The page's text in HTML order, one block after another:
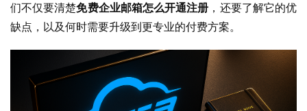
们不仅要清楚免费企业邮箱怎么开通注册 ，还要了解它的优
缺点，以及何时需要升级到更专业的付费方案。